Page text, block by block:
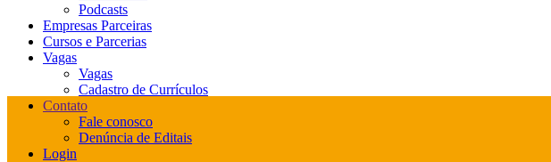
Podcasts
Empresas Parceiras
Cursos e Parcerias
Vagas
Vagas
Cadastro de Currículos
Contato
Fale conosco
Denúncia de Editais
Login